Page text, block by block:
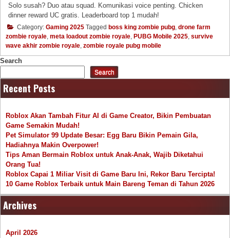
Solo susah? Duo atau squad. Komunikasi voice penting. Chicken
dinner reward UC gratis. Leaderboard top 1 mudah!
Category: Gaming 2025 Tagged boss king zombie pubg, drone farm
zombie royale, meta loadout zombie royale, PUBG Mobile 2025, survive
wave akhir zombie royale, zombie royale pubg mobile
Search
Search
Recent Posts
Roblox Akan Tambah Fitur AI di Game Creator, Bikin Pembuatan
Game Semakin Mudah!
Pet Simulator 99 Update Besar: Egg Baru Bikin Pemain Gila,
Hadiahnya Makin Overpower!
Tips Aman Bermain Roblox untuk Anak-Anak, Wajib Diketahui
Orang Tua!
Roblox Capai 1 Miliar Visit di Game Baru Ini, Rekor Baru Tercipta!
10 Game Roblox Terbaik untuk Main Bareng Teman di Tahun 2026
Archives
April 2026